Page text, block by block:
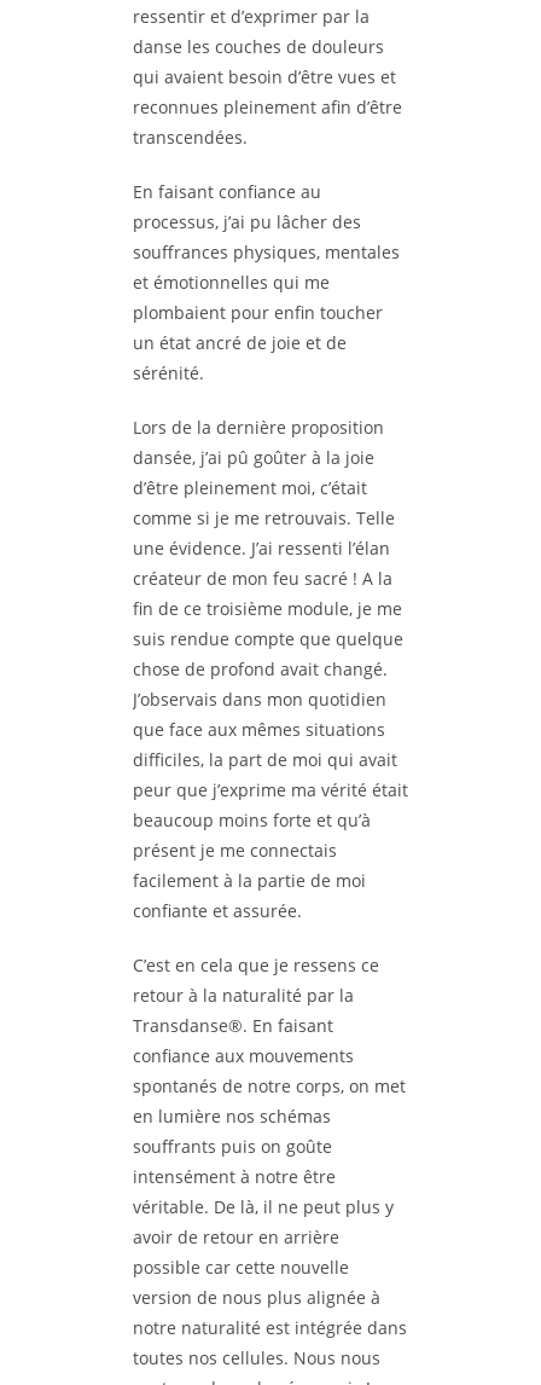
ressentir et d’exprimer par la
danse les couches de douleurs
qui avaient besoin d’être vues et
reconnues pleinement afin d’être
transcendées.
En faisant confiance au
processus, j’ai pu lâcher des
souffrances physiques, mentales
et émotionnelles qui me
plombaient pour enfin toucher
un état ancré de joie et de
sérénité.
Lors de la dernière proposition
dansée, j’ai pû goûter à la joie
d’être pleinement moi, c’était
comme si je me retrouvais. Telle
une évidence. J’ai ressenti l’élan
créateur de mon feu sacré ! A la
fin de ce troisième module, je me
suis rendue compte que quelque
chose de profond avait changé.
J’observais dans mon quotidien
que face aux mêmes situations
difficiles, la part de moi qui avait
peur que j’exprime ma vérité était
beaucoup moins forte et qu’à
présent je me connectais
facilement à la partie de moi
confiante et assurée.
C’est en cela que je ressens ce
retour à la naturalité par la
Transdanse®. En faisant
confiance aux mouvements
spontanés de notre corps, on met
en lumière nos schémas
souffrants puis on goûte
intensément à notre être
véritable. De là, il ne peut plus y
avoir de retour en arrière
possible car cette nouvelle
version de nous plus alignée à
notre naturalité est intégrée dans
toutes nos cellules. Nous nous